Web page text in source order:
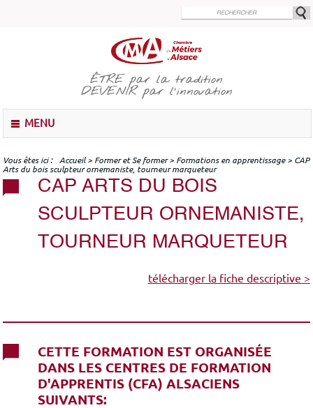
principal
ÊTREpar la tradition
DEVENIRpar l'innovation
u
MENU
Vous êtes ici Accueil> Former et Se former> Formations en apprentissage> CAP
Arts du bois sculpteur ornemaniste, tourneur marqueteur
CAP ARTS DU BOIS
SCULPTEUR ORNEMANISTE,
TOURNEUR MARQUETEUR
télécharger la fiche descriptive >
CETTE FORMATION EST ORGANISÉE
DANS LES CENTRES DE FORMATION
D'APPRENTIS (CFA) ALSACIENS
SUIVANTS: